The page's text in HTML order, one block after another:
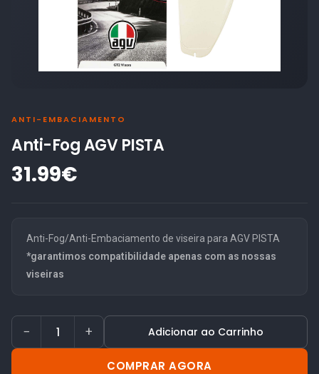
ANTI-EMBACIAMENTO
Anti-Fog AGV PISTA
31.99€
Anti-Fog/Anti-Embaciamento de viseira para AGV PISTA
*garantimos compatibilidade apenas com as nossas
viseiras
− + Adicionar ao Carrinho
COMPRAR AGORA